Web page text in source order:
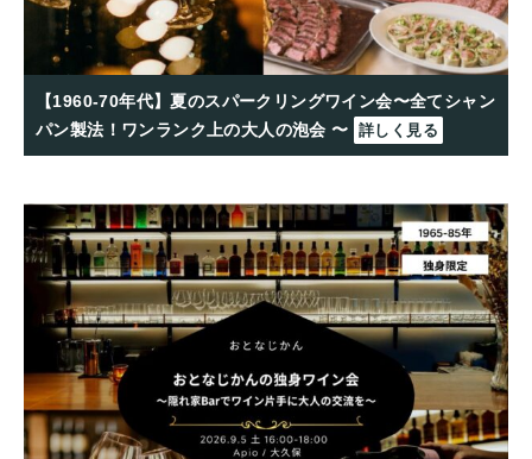
【1960-70年代】夏のスパークリングワイン会〜全てシャン
パン製法！ワンランク上の大人の泡会 〜 詳しく見る